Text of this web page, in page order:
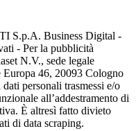
S.p.A. Business Digital -
- Per la pubblicità
N.V., sede legale
46, 20093 Cologno
personali trasmessi e/o
all’addestramento di
È altresì fatto divieto
di data scraping.